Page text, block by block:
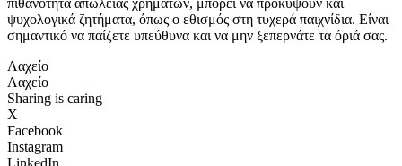
πιθανότητα απώλειας χρημάτων, μπορεί να προκύψουν και
ψυχολογικά ζητήματα, όπως ο εθισμός στη τυχερά παιχνίδια. Είναι
σημαντικό να παίζετε υπεύθυνα και να μην ξεπερνάτε τα όριά σας.
Λαχείο
Λαχείο
Sharing is caring
X
Facebook
Instagram